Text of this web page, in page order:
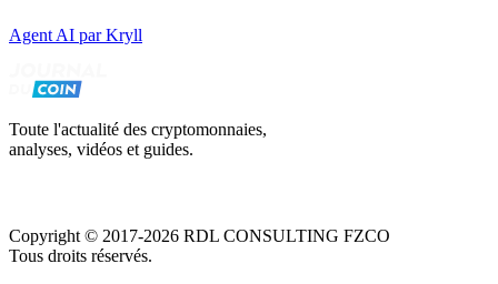
Agent AI par Kryll
Toute l'actualité des cryptomonnaies,
analyses, vidéos et guides.
Copyright © 2017-2026 RDL CONSULTING FZCO
Tous droits réservés.